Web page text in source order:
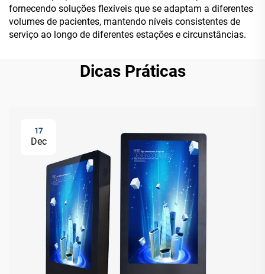
fornecendo soluções flexíveis que se adaptam a diferentes
volumes de pacientes, mantendo níveis consistentes de
serviço ao longo de diferentes estações e circunstâncias.
Dicas Práticas
17
Dec